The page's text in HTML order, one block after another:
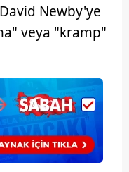
Newby'ye
veya "kramp"